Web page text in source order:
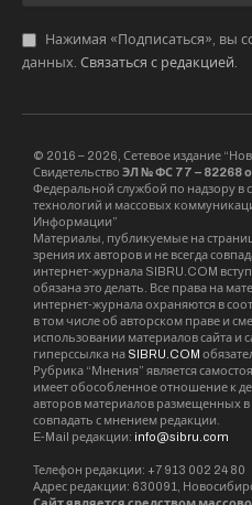
упаковки и
промышленности и
ритейла и
питания Сибири и
Главное событие
выставки –
ритейла в Сибири» –
и общения ведущих
топ-менеджеров
компаний, а также
отраслевых
министерств и